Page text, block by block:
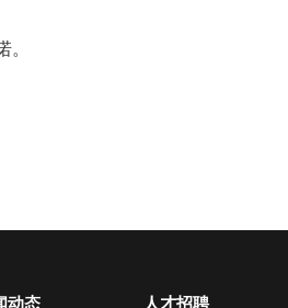
。
动态 人才招聘